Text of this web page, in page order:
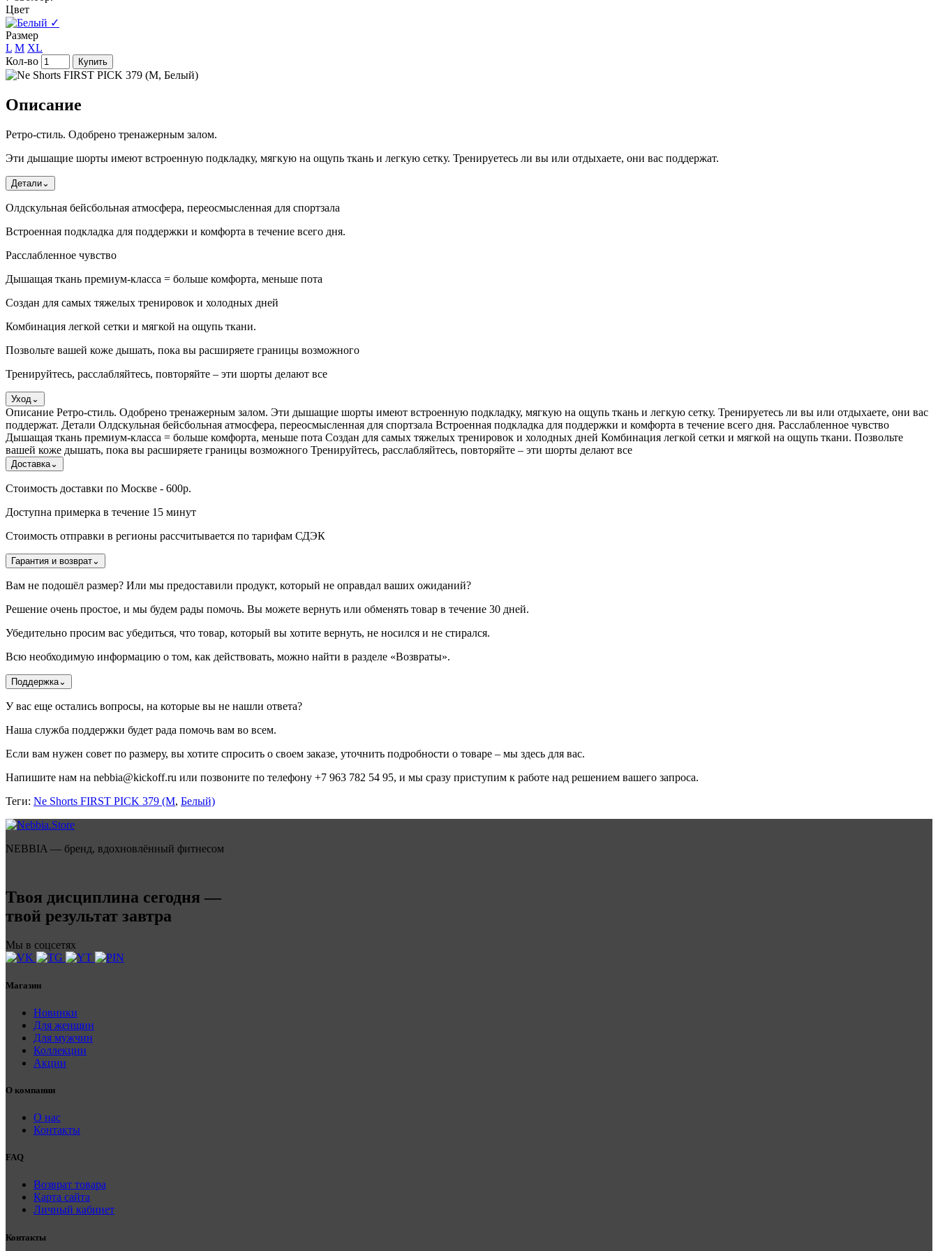
Цвет
✓
Размер
L M XL
Кол-во
Купить
Описание
Ретро-стиль. Одобрено тренажерным залом.
Эти дышащие шорты имеют встроенную подкладку, мягкую на ощупь ткань и легкую сетку. Тренируетесь ли вы или отдыхаете, они вас поддержат.
Детали⌄
Олдскульная бейсбольная атмосфера, переосмысленная для спортзала
Встроенная подкладка для поддержки и комфорта в течение всего дня.
Расслабленное чувство
Дышащая ткань премиум-класса = больше комфорта, меньше пота
Создан для самых тяжелых тренировок и холодных дней
Комбинация легкой сетки и мягкой на ощупь ткани.
Позвольте вашей коже дышать, пока вы расширяете границы возможного
Тренируйтесь, расслабляйтесь, повторяйте – эти шорты делают все
Уход ⌄
Описание Ретро-стиль. Одобрено тренажерным залом. Эти дышащие шорты имеют встроенную подкладку, мягкую на ощупь ткань и легкую сетку. Тренируетесь ли вы или отдыхаете, они вас
поддержат. Детали Олдскульная бейсбольная атмосфера, переосмысленная для спортзала Встроенная подкладка для поддержки и комфорта в течение всего дня. Расслабленное чувство
Дышащая ткань премиум-класса = больше комфорта, меньше пота Создан для самых тяжелых тренировок и холодных дней Комбинация легкой сетки и мягкой на ощупь ткани. Позвольте
вашей коже дышать, пока вы расширяете границы возможного Тренируйтесь, расслабляйтесь, повторяйте – эти шорты делают все
Доставка⌄
Стоимость доставки по Москве - 600р.
Доступна примерка в течение 15 минут
Стоимость отправки в регионы рассчитывается по тарифам СДЭК
Гарантия и возврат⌄
Вам не подошёл размер? Или мы предоставили продукт, который не оправдал ваших ожиданий?
Решение очень простое, и мы будем рады помочь. Вы можете вернуть или обменять товар в течение 30 дней.
Убедительно просим вас убедиться, что товар, который вы хотите вернуть, не носился и не стирался.
Всю необходимую информацию о том, как действовать, можно найти в разделе «Возвраты».
Поддержка⌄
У вас еще остались вопросы, на которые вы не нашли ответа?
Наша служба поддержки будет рада помочь вам во всем.
Если вам нужен совет по размеру, вы хотите спросить о своем заказе, уточнить подробности о товаре – мы здесь для вас.
Напишите нам на nebbia@kickoff.ru или позвоните по телефону +7 963 782 54 95, и мы сразу приступим к работе над решением вашего запроса.
Теги: Ne Shorts FIRST PICK 379 (M, Белый)
NEBBIA — бренд, вдохновлённый фитнесом
Твоя дисциплина сегодня —
твой результат завтра
Мы в соцсетях
Магазин
Новинки
Для женщин
Для мужчин
Коллекции
Акции
О компании
О нас
Контакты
FAQ
Возврат товара
Карта сайта
Личный кабинет
Контакты